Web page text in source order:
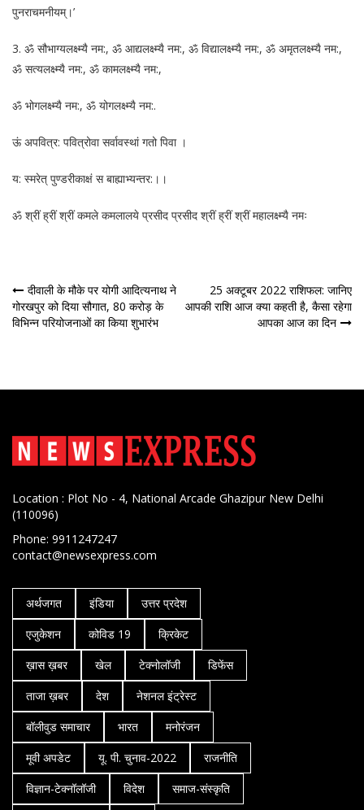
पुनराचमनीयम्।’
3. ॐ सौभाग्यलक्ष्म्यै नम:, ॐ आद्यलक्ष्म्यै नम:, ॐ विद्यालक्ष्म्यै नम:, ॐ अमृतलक्ष्म्यै नम:,
ॐ सत्यलक्ष्म्यै नम:, ॐ कामलक्ष्म्यै नम:,
ॐ भोगलक्ष्म्यै नम:, ॐ योगलक्ष्म्यै नम:.
ऊं अपवित्र: पवित्रोवा सर्वावस्थां गतो पिवा ।
य: स्मरेत् पुण्डरीकाक्षं स बाह्याभ्यन्तर:।।
ॐ श्रीं ह्रीं श्रीं कमले कमलालये प्रसीद प्रसीद श्रीं ह्रीं श्रीं महालक्ष्म्यै नमः
पोस्ट
नेविगेशन
दीवाली के मौके पर योगी आदित्यनाथ ने
गोरखपुर को दिया सौगात, 80 करोड़ के
विभिन्न परियोजनाओं का किया शुभारंभ
25 अक्टूबर 2022 राशिफल: जानिए
आपकी राशि आज क्या कहती है, कैसा रहेगा
आपका आज का दिन
Location : Plot No - 4, National Arcade Ghazipur New Delhi
(110096)
Phone: 9911247247
contact@newsexpress.com
अर्थजगत इंडिया
उत्तर प्रदेश
एजुकेशन
कोविड 19
क्रिकेट
ख़ास ख़बर
खेल टेक्नोलॉजी
डिफेंस
ताजा ख़बर
देश
नेशनल इंट्रेस्ट
बॉलीवुड समाचार
भारत
मनोरंजन
मूवी अपडेट
यू. पी. चुनाव-2022
राजनीति
विज्ञान-टेक्नॉलॉजी
विदेश समाज-संस्कृति